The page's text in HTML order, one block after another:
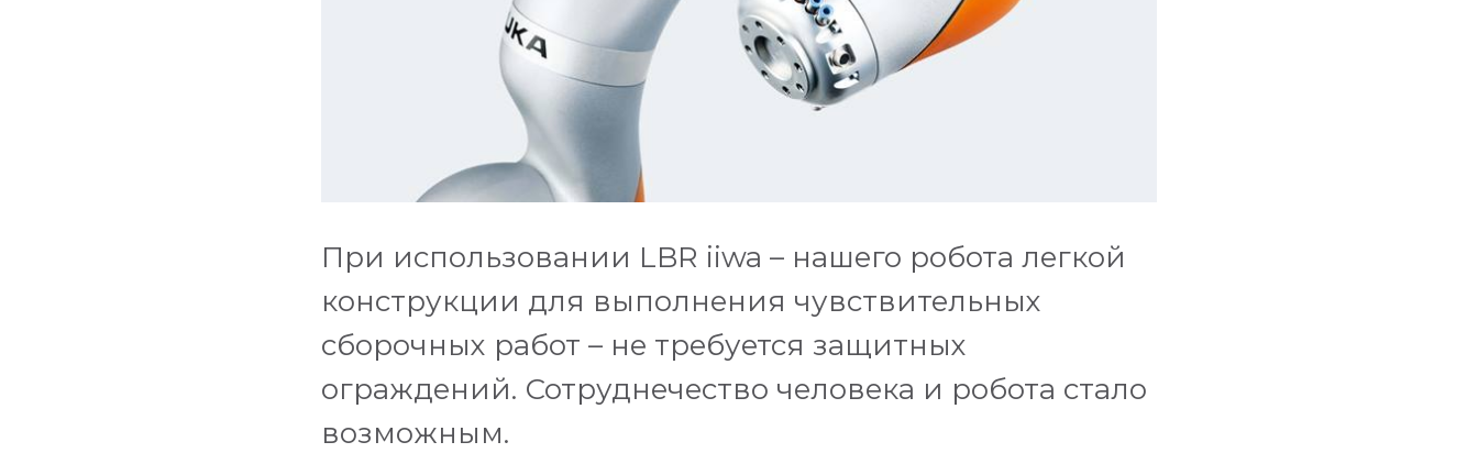
При использовании LBR iiwa – нашего робота легкой
конструкции для выполнения чувствительных
сборочных работ – не требуется защитных
ограждений. Сотруднечество человека и робота стало
возможным.